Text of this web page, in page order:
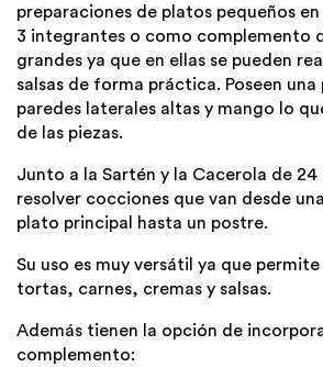
preparaciones de platos pequeños
3 integrantes o como complemento
grandes ya que en ellas se pueden
salsas de forma práctica. Poseen una
paredes laterales altas y mango lo
de las piezas.
Junto a la Sartén y la Cacerola de
resolver cocciones que van desde
plato principal hasta un postre.
Su uso es muy versátil ya que
tortas, carnes, cremas y salsas.
Además tienen la opción de
complemento: